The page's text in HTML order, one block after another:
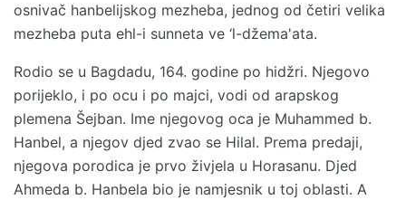
osnivač hanbelijskog mezheba, jednog od četiri velika
mezheba puta ehl-i sunneta ve ‘l-džema'ata.
Rodio se u Bagdadu, 164. godine po hidžri. Njegovo
porijeklo, i po ocu i po majci, vodi od arapskog
plemena Šejban. Ime njegovog oca je Muhammed b.
Hanbel, a njegov djed zvao se Hilal. Prema predaji,
njegova porodica je prvo živjela u Horasanu. Djed
Ahmeda b. Hanbela bio je namjesnik u toj oblasti. A